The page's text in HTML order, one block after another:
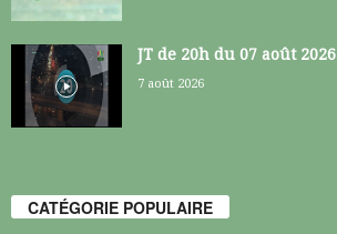
JT de 20h du 07 août 2026
7 août 2026
CATÉGORIE POPULAIRE